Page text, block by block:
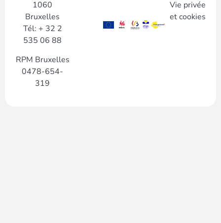
1060
Bruxelles
Tél: + 32 2
535 06 88
RPM Bruxelles
0478-654-
319
Vie privée
et cookies